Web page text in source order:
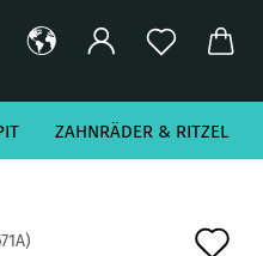
ZAHNRÄDER & RITZEL
)